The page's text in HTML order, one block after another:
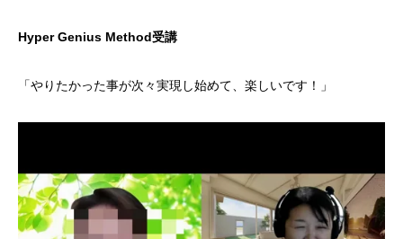
Hyper Genius Method受講
「やりたかった事が次々実現し始めて、楽しいです！」